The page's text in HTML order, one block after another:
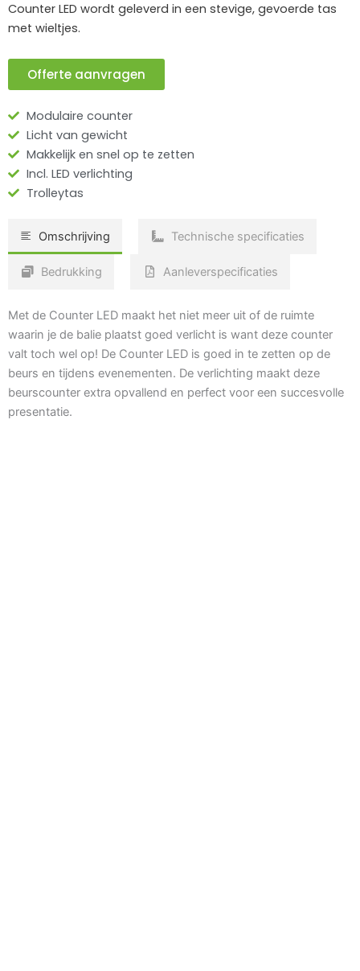
Counter LED wordt geleverd in een stevige, gevoerde tas
met wieltjes.
Offerte aanvragen
Modulaire counter
Licht van gewicht
Makkelijk en snel op te zetten
Incl. LED verlichting
Trolleytas
Omschrijving Technische specificaties
Bedrukking Aanleverspecificaties
Met de Counter LED maakt het niet meer uit of de ruimte
waarin je de balie plaatst goed verlicht is want deze counter
valt toch wel op! De Counter LED is goed in te zetten op de
beurs en tijdens evenementen. De verlichting maakt deze
beurscounter extra opvallend en perfect voor een succesvolle
presentatie.